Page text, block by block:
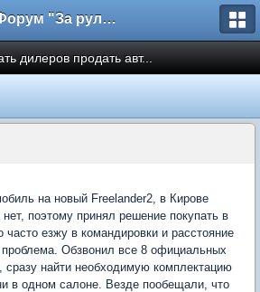
Форум "За рулем"
дилеров продать авт...
на новый Freelander2, в Кирове
поэтому принял решение покупать в
часто езжу в командировки и расстояние
Обзвонил все 8 официальных
найти необходимую комплектацию
в одном салоне. Везде пообещали, что